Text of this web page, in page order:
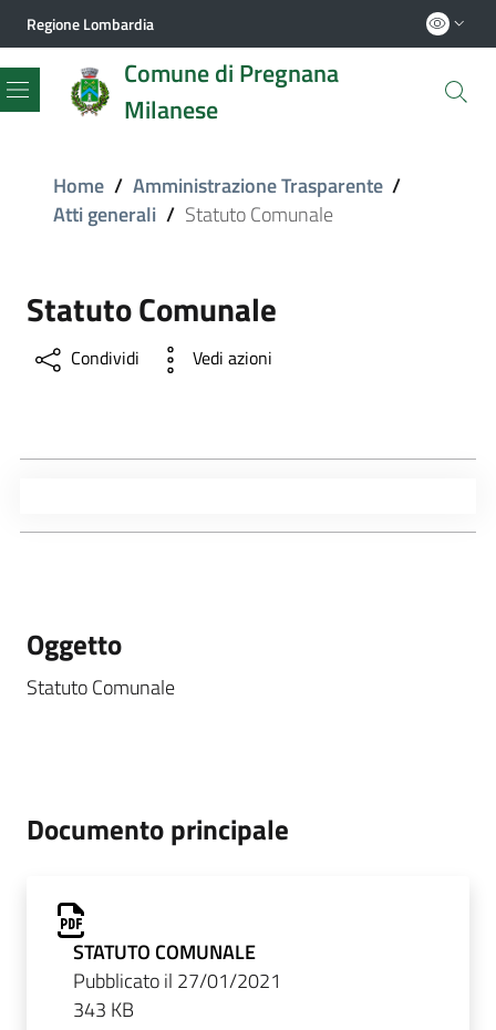
Regione Lombardia
Comune di Pregnana
Milanese
Menu
Home / Amministrazione Trasparente /
Atti generali / Statuto Comunale
Statuto Comunale
Condividi Vedi azioni
Oggetto
Statuto Comunale
Documento principale
STATUTO COMUNALE
Pubblicato il 27/01/2021
343 KB